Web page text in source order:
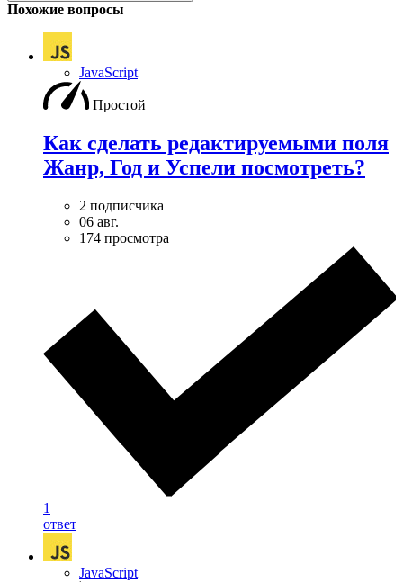
Похожие вопросы
JavaScript
Простой
Как сделать редактируемыми поля
Жанр, Год и Успели посмотреть?
2 подписчика
06 авг.
174 просмотра
1
ответ
JavaScript